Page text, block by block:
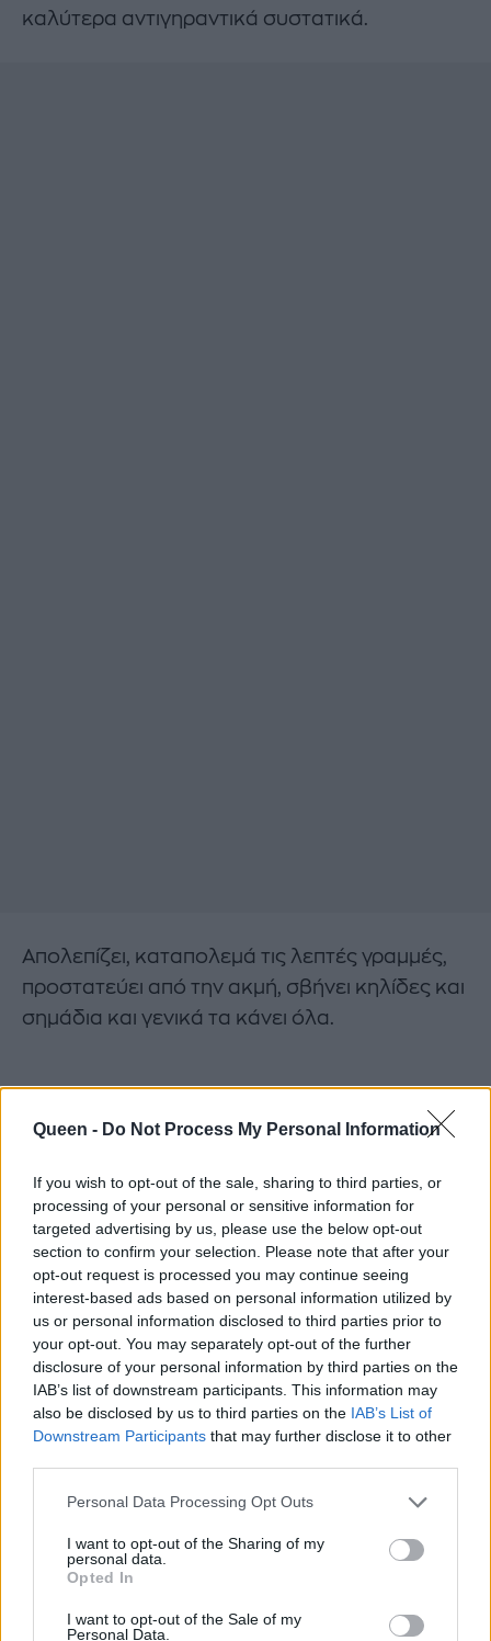
Queen - Do Not Process My Personal Information
If you wish to opt-out of the sale, sharing to third parties, or
processing of your personal or sensitive information for
targeted advertising by us, please use the below opt-out
section to confirm your selection. Please note that after your
opt-out request is processed you may continue seeing
interest-based ads based on personal information utilized by
us or personal information disclosed to third parties prior to
your opt-out. You may separately opt-out of the further
disclosure of your personal information by third parties on the
IAB’s list of downstream participants. This information may
also be disclosed by us to third parties on the IAB’s List of
Downstream Participants that may further disclose it to other
Personal Data Processing Opt Outs
I want to opt-out of the Sharing of my
personal data.
Opted In
I want to opt-out of the Sale of my
Personal Data.
καλύτερα αντιγηραντικά συστατικά.
Απολεπίζει, καταπολεμά τις λεπτές γραμμές,
προστατεύει από την ακμή, σβήνει κηλίδες και
σημάδια και γενικά τα κάνει όλα.
Ορός, THE INKEY LIST, SELFLESS BY HYRAM
EXFOLIATING SERUM